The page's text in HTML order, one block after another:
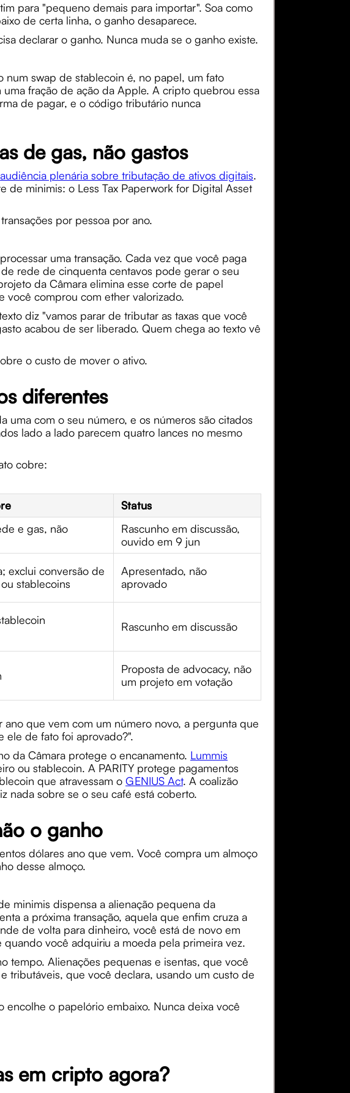
para "pequeno demais para importar". Soa como
de certa linha, o ganho desaparece.
declarar o ganho. Nunca muda se o ganho existe.
num swap de stablecoin é, no papel, um fato
fração de ação da Apple. A cripto quebrou essa
de pagar, e o código tributário nunca
de gas, não gastos
audiência plenária sobre tributação de ativos digitais.
de minimis: o Less Tax Paperwork for Digital Asset
por pessoa por ano.
uma transação. Cada vez que você paga
rede de cinquenta centavos pode gerar o seu
da Câmara elimina esse corte de papel
você comprou com ether valorizado.
diz "vamos parar de tributar as taxas que você
acabou de ser liberado. Quem chega ao texto vê
o custo de mover o ativo.
diferentes
uma com o seu número, e os números são citados
lado a lado parecem quatro lances no mesmo
cobre:
Status
e gas, não
Rascunho em discussão,
ouvido em 9 jun
exclui conversão de
stablecoins
Apresentado, não
aprovado
Rascunho em discussão
Proposta de advocacy, não
um projeto em votação
que vem com um número novo, a pergunta que
ele de fato foi aprovado?".
da Câmara protege o encanamento. Lummis
ou stablecoin. A PARITY protege pagamentos
que atravessam o GENIUS Act. A coalizão
nada sobre se o seu café está coberto.
o ganho
dólares ano que vem. Você compra um almoço
desse almoço.
minimis dispensa a alienação pequena da
a próxima transação, aquela que enfim cruza a
de volta para dinheiro, você está de novo em
você adquiriu a moeda pela primeira vez.
tempo. Alienações pequenas e isentas, que você
tributáveis, que você declara, usando um custo de
o papelório embaixo. Nunca deixa você
em cripto agora?